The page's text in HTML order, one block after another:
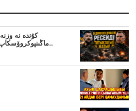
ماڭىنپوكروۆسكاپ، درون ماڭىنداعىنە ج..